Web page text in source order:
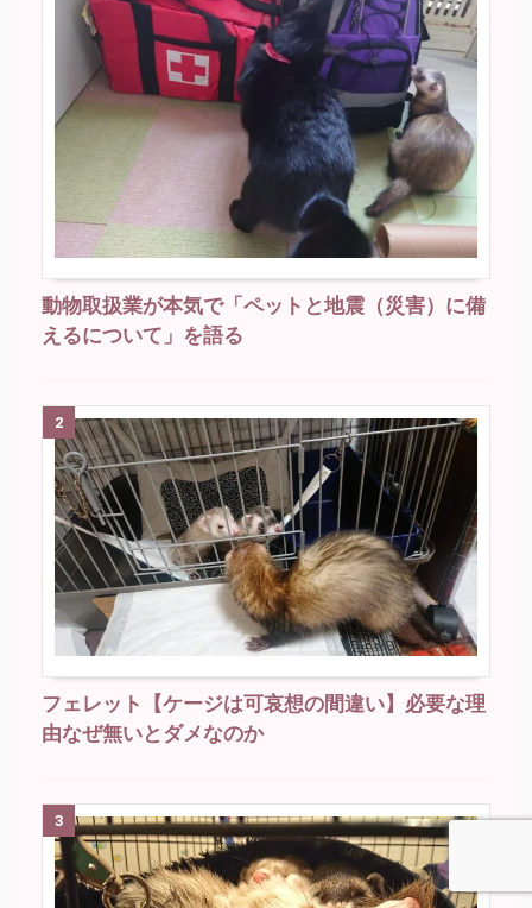
動物取扱業が本気で「ペットと地震（災害）に備
えるについて」を語る
2
フェレット【ケージは可哀想の間違い】必要な理
由なぜ無いとダメなのか
3